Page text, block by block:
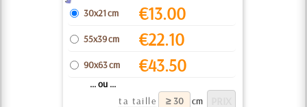
30x21 cm
€13.00
55x39 cm €22.10
90x63 cm €43.50
... ou ...
ta taille
cm